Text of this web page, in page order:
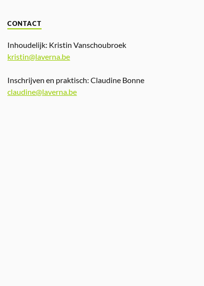
CONTACT
Inhoudelijk: Kristin Vanschoubroek
kristin@laverna.be
Inschrijven en praktisch: Claudine Bonne
claudine@laverna.be